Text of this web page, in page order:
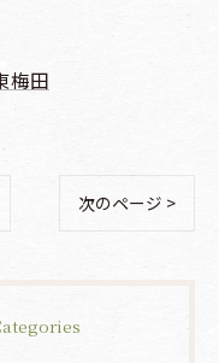
梅田
次のページ >